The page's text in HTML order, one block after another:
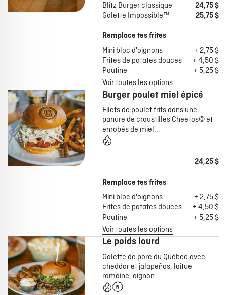
Blitz Burger classique
24,75 $
Galette Impossible™
25,75 $
Remplace tes frites
Mini bloc d'oignons
+ 2,75 $
Frites de patates douces
+ 4,50 $
Poutine
+ 5,25 $
Voir toutes les options
Burger poulet miel épicé
Filets de poulet frits dans une
panure de croustilles Cheetos© et
enrobés de miel...
24,25 $
Remplace tes frites
Mini bloc d'oignons
+ 2,75 $
Frites de patates douces
+ 4,50 $
Poutine
+ 5,25 $
Voir toutes les options
Le poids lourd
Galette de porc du Québec avec
cheddar et jalapeños, laitue
romaine, oignon...